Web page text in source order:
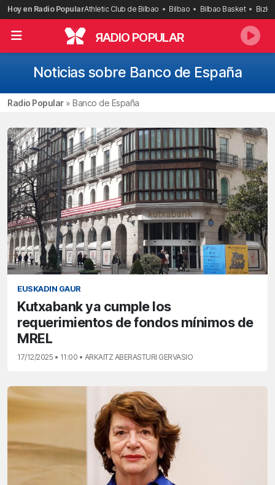
Saltar
al
contenido
Hoy en Radio PopularAthletic Club de Bilbao Bilbao Bilbao Basket
RADIO POPULAR
Noticias sobre Banco de España
Radio Popular» Banco de España
EUSKADIN GAUR
Kutxabank ya cumple los
requerimientos de fondos mínimos de
MREL
17/12/2025 • 11:00 • ARKAITZ ABERASTURI GERVASIO